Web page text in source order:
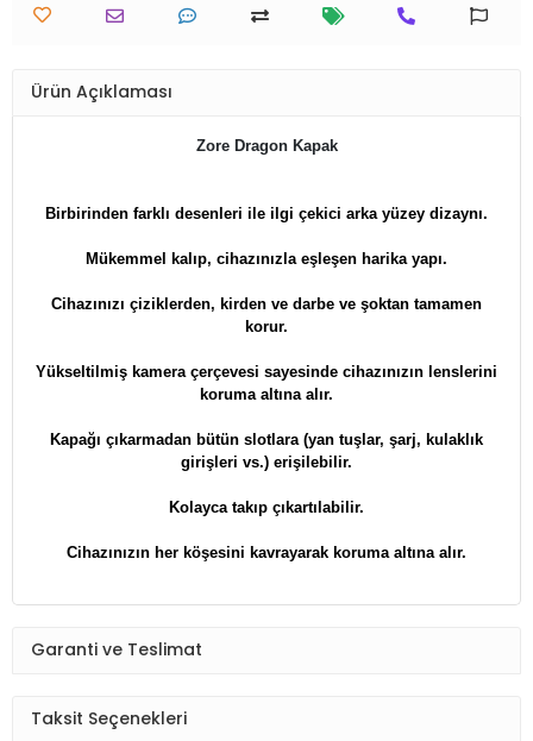
Ürün Açıklaması
Zore Dragon Kapak
Birbirinden farklı desenleri ile ilgi çekici arka yüzey dizaynı.
Mükemmel kalıp, cihazınızla eşleşen harika yapı.
Cihazınızı çiziklerden, kirden ve darbe ve şoktan tamamen
korur.
Yükseltilmiş kamera çerçevesi sayesinde cihazınızın lenslerini
koruma altına alır.
Kapağı çıkarmadan bütün slotlara (yan tuşlar, şarj, kulaklık
girişleri vs.) erişilebilir.
Kolayca takıp çıkartılabilir.
​​​​​​​Cihazınızın her köşesini kavrayarak koruma altına alır.
Garanti ve Teslimat
Taksit Seçenekleri